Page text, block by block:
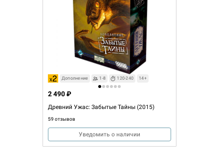
Дополнение 1-8 120-240 14+
Древний Ужас: Забытые Тайны (2015)
59 отзывов
2 490 ₽
Уведомить о наличии